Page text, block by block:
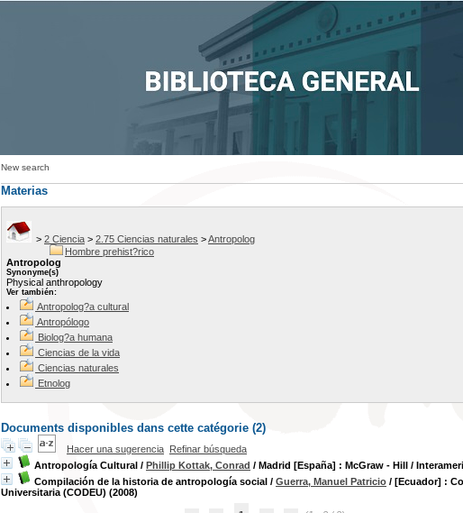
New search
Materias
> 2 Ciencia > 2.75 Ciencias naturales >Antropolog
Hombre prehist?rico
Antropolog
Synonyme(s)
Physical anthropology
Ver también:
Antropolog?a cultural
Antropólogo
Biolog?a humana
Ciencias de la vida
Ciencias naturales
Etnolog
Documents disponibles dans cette catégorie (2)
Hacer una sugerencia Refinar búsqueda
Antropología Cultural / Phillip Kottak, Conrad / Madrid [España] : McGraw - Hill /
Compilación de la historia de antropología social / Guerra, Manuel Patricio / [Ecuador] :
Universitaria (CODEU) (2008)